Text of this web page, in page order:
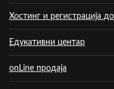
Хостинг и регистрација
Едукативни центар
onLine продаја